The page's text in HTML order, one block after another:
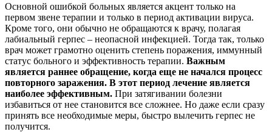
Основной ошибкой больных является акцент только на
первом звене терапии и только в период активации вируса.
Кроме того, они обычно не обращаются к врачу, полагая
лабиальный герпес – неопасной инфекцией. Тогда так, только
врач может грамотно оценить степень поражения, иммунный
статус больного и эффективность терапии. Важным
является раннее обращение, когда еще не начался процесс
повторного заражения. В этот период лечение является
наиболее эффективным. При затягивании болезни
избавиться от нее становится все сложнее. Но даже если сразу
принять все необходимые меры, быстро вылечить герпес не
получится.